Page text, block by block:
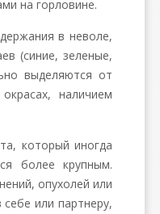
на горловине.
в неволе,
(синие, зеленые,
выделяются от
наличием
который иногда
более крупным.
опухолей или
или партнеру,